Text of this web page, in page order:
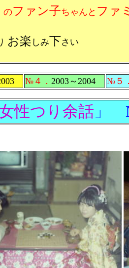
のファン子ちゃん と ファ
お楽 しみ下さい
№４． 2003～2004 №５．
性つり余話 」